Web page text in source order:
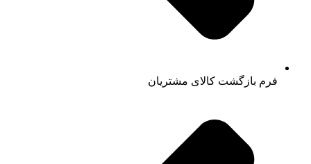
فرم بازگشت کالای مشتریان